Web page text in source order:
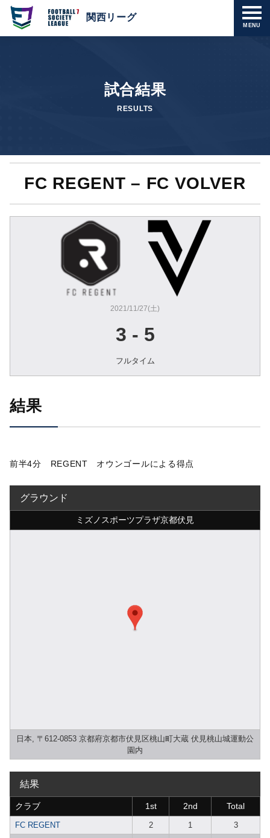
MENU
関西リーグ
試合結果
RESULTS
FC REGENT – FC VOLVER
2021/11/27(土)
3 - 5
フルタイム
結果
前半4分 REGENT オウンゴールによる得点
グラウンド
ミズノスポーツプラザ京都伏見
日本, 〒612-0853 京都府京都市伏見区桃山町大蔵 伏見桃山城運動公
園内
結果
クラブ 1st 2nd Total
FC REGENT 2 1
3